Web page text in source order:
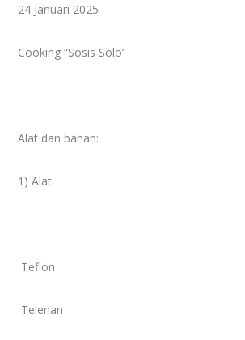
24 Januari 2025
Cooking “Sosis Solo”
Alat dan bahan:
1) Alat
Teflon
Telenan